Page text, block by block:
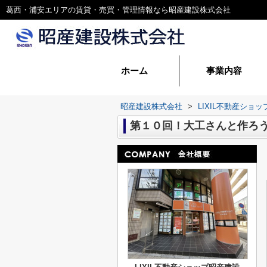
葛西・浦安エリアの賃貸・売買・管理情報なら昭産建設株式会社
ホーム 事業内容
昭産建設株式会社 > LIXIL不動産ショッ
第１０回！大工さんと作ろ